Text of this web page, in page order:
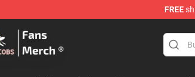
FREE
Merchandise Shop